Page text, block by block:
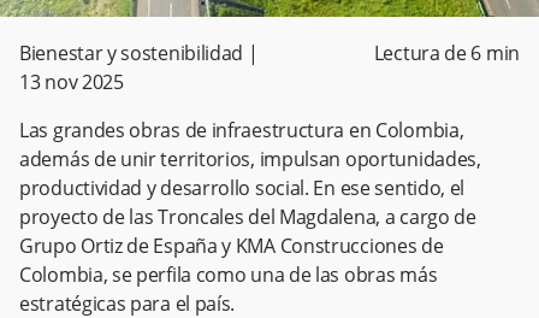
Bienestar y sostenibilidad |
13 nov 2025
Lectura de6 min
Las grandes obras de infraestructura en Colombia,
además de unir territorios, impulsan oportunidades,
productividad y desarrollo social. En ese sentido, el
proyecto de las Troncales del Magdalena, a cargo de
Grupo Ortiz de España y KMA Construcciones de
Colombia, se perfila como una de las obras más
estratégicas para el país.